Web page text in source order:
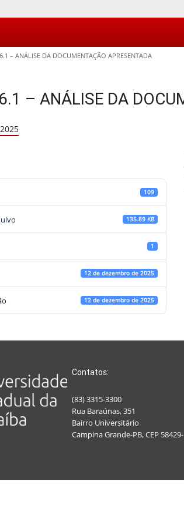
– ANÁLISE DA DOCUMENTAÇÃO APRESENTADA
– ANÁLISE DA
109
135.89 KB
1
12 de dezembro de 2025
12 de dezembro de 2025
Contatos:
(83) 3315-3300
Rua Baraúnas, 351
Bairro Universitário
Campina Grande-PB, CEP